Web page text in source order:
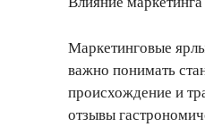
Маркетинговые
важно понимать
происхождение и
отзывы